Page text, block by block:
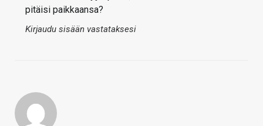
pitäisi paikkaansa?
Kirjaudu sisään vastataksesi